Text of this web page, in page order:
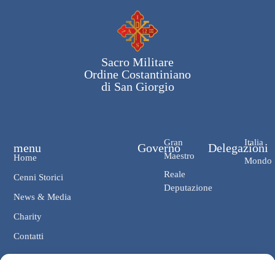
Sacro Militare
Ordine Costantiniano
di San Giorgio
Governo
Gran
Maestro
Reale
Deputazione
Delegazioni
Italia
Mondo
menu
Home
Cenni Storici
News & Media
Charity
Contatti